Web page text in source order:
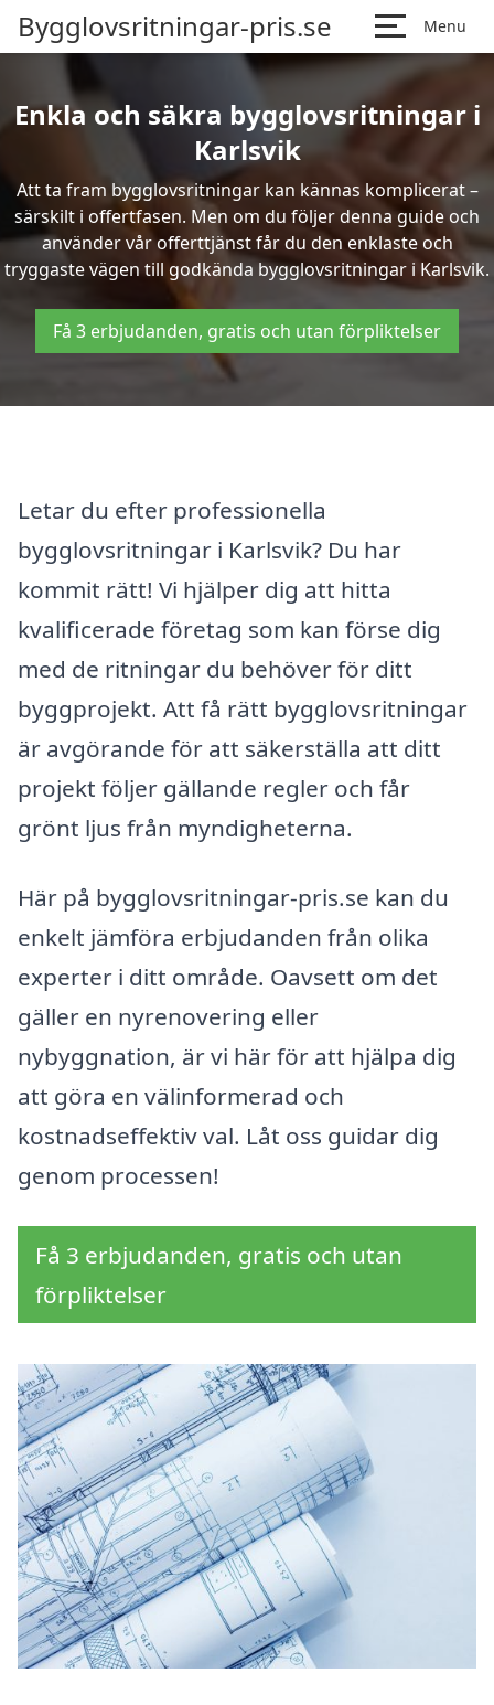
Bygglovsritningar-pris.se Menu
Enkla och säkra bygglovsritningar i
Karlsvik
Att ta fram bygglovsritningar kan kännas komplicerat –
särskilt i offertfasen. Men om du följer denna guide och
använder vår offerttjänst får du den enklaste och
tryggaste vägen till godkända bygglovsritningar i Karlsvik.
Få 3 erbjudanden, gratis och utan förpliktelser
Letar du efter professionella
bygglovsritningar i Karlsvik? Du har
kommit rätt! Vi hjälper dig att hitta
kvalificerade företag som kan förse dig
med de ritningar du behöver för ditt
byggprojekt. Att få rätt bygglovsritningar
är avgörande för att säkerställa att ditt
projekt följer gällande regler och får
grönt ljus från myndigheterna.
Här på bygglovsritningar-pris.se kan du
enkelt jämföra erbjudanden från olika
experter i ditt område. Oavsett om det
gäller en nyrenovering eller
nybyggnation, är vi här för att hjälpa dig
att göra en välinformerad och
kostnadseffektiv val. Låt oss guidar dig
genom processen!
Få 3 erbjudanden, gratis och utan
förpliktelser